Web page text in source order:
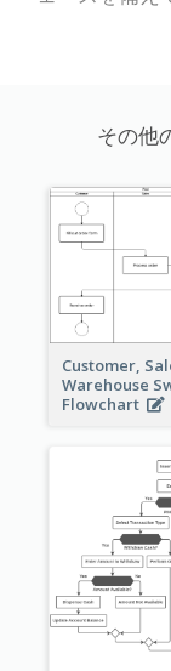
その他
Customer,
Warehouse
Flowchart